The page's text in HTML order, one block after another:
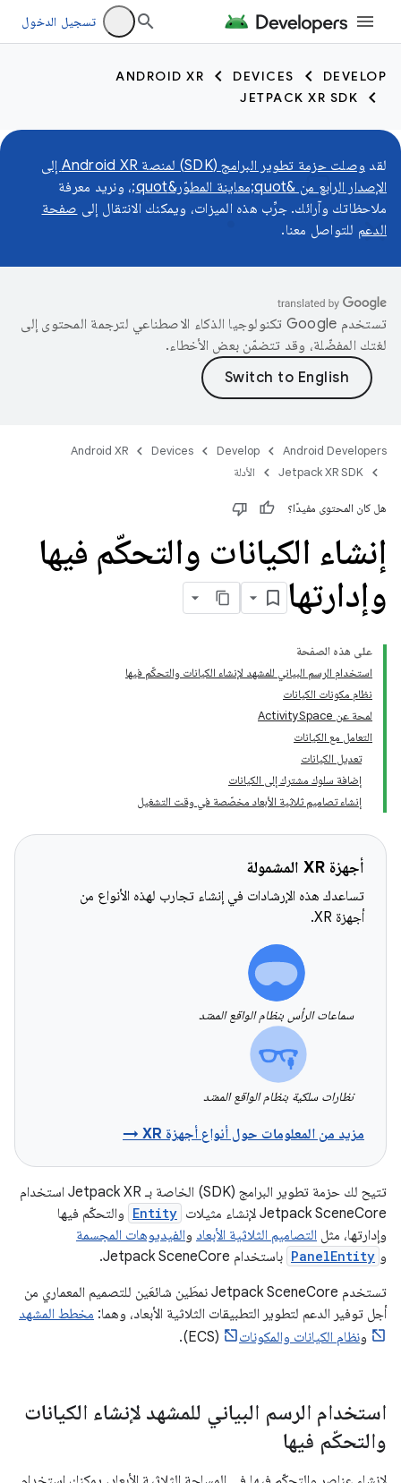
تسجيل الدخول
DEVELOP
DEVICES
ANDROID XR
JETPACK XR SDK
لقد
وصلت حزمة تطوير البرامج (SDK) لمنصة Android XR إلى
الإصدار الرابع من &quot;معاينة المطوّر&quot;
، ونريد معرفة
ملاحظاتك وآرائك. جرِّب هذه الميزات، ويمكنك الانتقال إلى صفحة
الدعم للتواصل معنا.
تستخدم Google تكنولوجيا الذكاء الاصطناعي لترجمة المحتوى إلى
لغتك المفضّلة، وقد تتضمّن بعض الأخطاء.
Android Developers
Develop
Devices
Android XR
Jetpack XR SDK
الأدلة
هل كان المحتوى مفيدًا؟
إنشاء الكيانات والتحكّم فيها
وإدارتها
على هذه الصفحة
استخدام الرسم البياني للمشهد لإنشاء الكيانات والتحكّم فيها
نظام مكونات الكيانات
لمحة عن ActivitySpace
التعامل مع الكيانات
تعديل الكيانات
إضافة سلوك مشترك إلى الكيانات
إنشاء تصاميم ثلاثية الأبعاد مخصّصة في وقت التشغيل
أجهزة XR المشمولة
تساعدك هذه الإرشادات في إنشاء تجارب لهذه الأنواع من
أجهزة XR.
سماعات الرأس بنظام الواقع الممتد
نظارات سلكية بنظام الواقع الممتد
مزيد من المعلومات حول أنواع أجهزة XR →
تتيح لك حزمة تطوير البرامج (SDK) الخاصة بـ Jetpack XR استخدام
Jetpack SceneCore لإنشاء مثيلات
Entity والتحكّم فيها
وإدارتها، مثل التصاميم الثلاثية الأبعاد والفيديوهات المجسمة
و PanelEntity باستخدام Jetpack SceneCore.
تستخدم Jetpack SceneCore نمطَين شائعَين للتصميم المعماري من
أجل توفير الدعم لتطوير التطبيقات الثلاثية الأبعاد، وهما: مخطط المشهد
ونظام الكيانات والمكونات (ECS).
استخدام الرسم البياني للمشهد لإنشاء الكيانات
والتحكّم فيها